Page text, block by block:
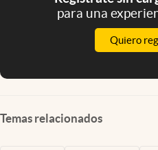
para una
Quiero
Temas relacionados